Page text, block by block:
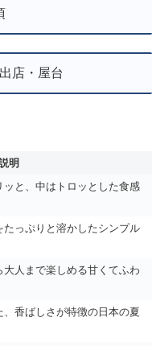
店・屋台
明
と、中はトロッとした食感
っぷりと溶かしたシンプル
人まで楽しめる甘くてふわ
香ばしさが特徴の日本の夏